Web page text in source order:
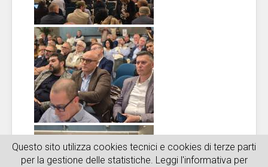
Questo sito utilizza cookies tecnici e cookies di terze parti
per la gestione delle statistiche. Leggi l'informativa per